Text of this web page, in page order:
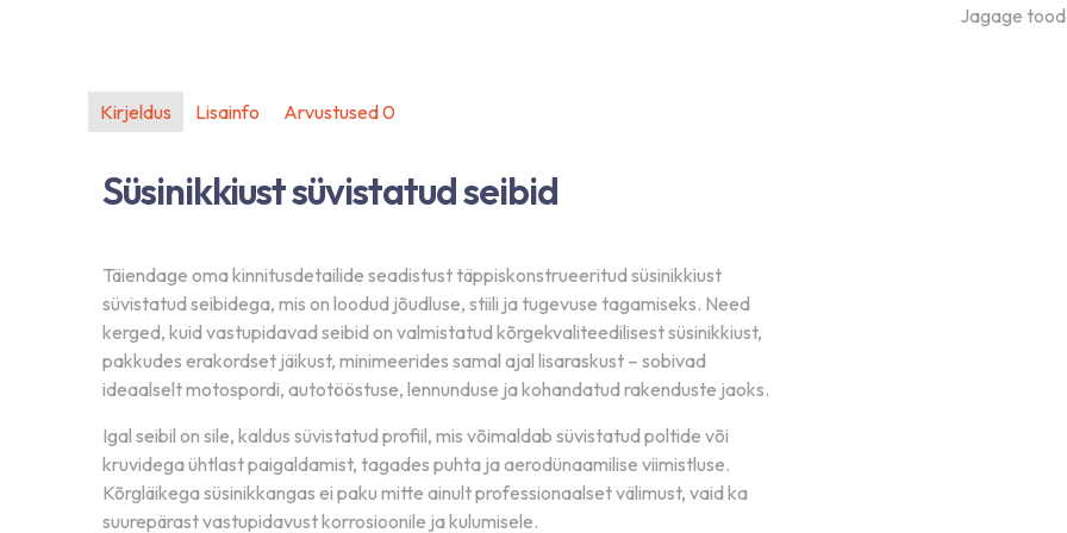
Jagage
Kirjeldus Lisainfo Arvustused0
Süsinikkiust süvistatud seibid
Täiendage oma kinnitusdetailide seadistust täppiskonstrueeritud süsinikkiust
süvistatud seibidega, mis on loodud jõudluse, stiili ja tugevuse tagamiseks. Need
kerged, kuid vastupidavad seibid on valmistatud kõrgekvaliteedilisest süsinikkiust,
pakkudes erakordset jäikust, minimeerides samal ajal lisaraskust – sobivad
ideaalselt motospordi, autotööstuse, lennunduse ja kohandatud rakenduste jaoks.
Igal seibil on sile, kaldus süvistatud profiil, mis võimaldab süvistatud poltide või
kruvidega ühtlast paigaldamist, tagades puhta ja aerodünaamilise viimistluse.
Kõrgläikega süsinikkangas ei paku mitte ainult professionaalset välimust, vaid ka
suurepärast vastupidavust korrosioonile ja kulumisele.
Lae oma fail üles, saad teada hinna ja ehitame.
Meie süsteem analüüsib teie faili koheselt, et koostada täpne hinnapakkumine. Pärast kinnitamist liigume otse
tootmisse - kiiresti ja probleemideta.